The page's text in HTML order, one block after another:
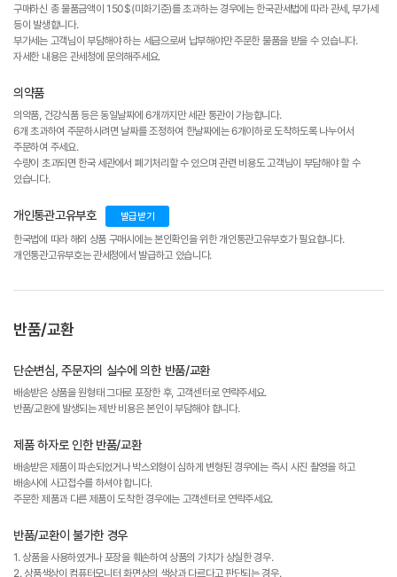
구매하신 총 물품금액이 150$(미화기준)를 초과하는 경우에는 한국관세법에 따라 관세, 부가세
등이 발생합니다.
부가세는 고객님이 부담해야 하는 세금으로써 납부해야만 주문한 물품을 받을 수 있습니다.
자세한 내용은 관세청에 문의해주세요.
의약품
의약품, 건강식품 등은 동일날짜에 6개까지만 세관 통관이 가능합니다.
6개 초과하여 주문하시려면 날짜를 조정하여 한날짜에는 6개이하로 도착하도록 나누어서
주문하여 주세요.
수량이 초과되면 한국 세관에서 폐기처리할 수 있으며 관련 비용도 고객님이 부담해야 할 수
있습니다.
개인통관고유부호 발급받기
한국법에 따라 해외 상품 구매시에는 본인확인을 위한 개인통관고유부호가 필요합니다.
개인통관고유부호는 관세청에서 발급하고 있습니다.
반품/교환
단순변심, 주문자의 실수에 의한 반품/교환
배송받은 상품을 원형태 그대로 포장한 후, 고객센터로 연락주세요.
반품/교환에 발생되는 제반 비용은 본인이 부담해야 합니다.
제품 하자로 인한 반품/교환
배송받은 제품이 파손되었거나 박스외형이 심하게 변형된 경우에는 즉시 사진 촬영을 하고
배송사에 사고접수를 하셔야 합니다.
주문한 제품과 다른 제품이 도착한 경우에는 고객센터로 연락주세요.
반품/교환이 불가한 경우
1. 상품을 사용하였거나 포장을 훼손하여 상품의 가치가 상실한 경우.
2. 상품색상이 컴퓨터모니터 화면상의 색상과 다르다고 판단되는 경우.